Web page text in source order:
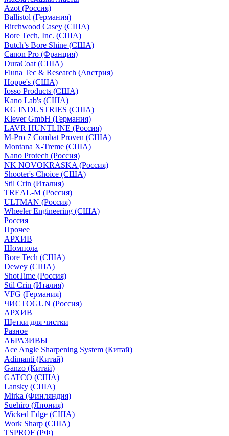
Azot (Россия)
Ballistol (Германия)
Birchwood Casey (США)
Bore Tech, Inc. (США)
Butch’s Bore Shine (СШA)
Canon Pro (Франция)
DuraCoat (США)
Fluna Tec & Research (Австрия)
Hoppe's (США)
Iosso Products (США)
Kano Lab's (США)
KG INDUSTRIES (США)
Klever GmbH (Германия)
LAVR HUNTLINE (Россия)
M-Pro 7 Combat Proven (СШA)
Montana X-Treme (США)
Nano Protech (Россия)
NK NOVOKRASKA (Россия)
Shooter's Choice (СШA)
Stil Crin (Италия)
TREAL-M (Россия)
ULTMAN (Россия)
Wheeler Engineering (СШA)
Россия
Прочее
АРХИВ
Шомпола
Bore Tech (США)
Dewey (США)
ShotTime (Россия)
Stil Crin (Италия)
VFG (Германия)
ЧИСТОGUN (Россия)
АРХИВ
Щетки для чистки
Разное
АБРАЗИВЫ
Ace Angle Sharpening System (Китай)
Adimanti (Китай)
Ganzo (Китай)
GATCO (США)
Lansky (США)
Mirka (Финляндия)
Suehiro (Япония)
Wicked Edge (США)
Work Sharp (США)
TSPROF (РФ)